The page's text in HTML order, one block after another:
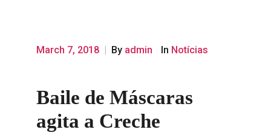
March 7, 2018 | By admin In Notícias
Baile de Máscaras
agita a Creche